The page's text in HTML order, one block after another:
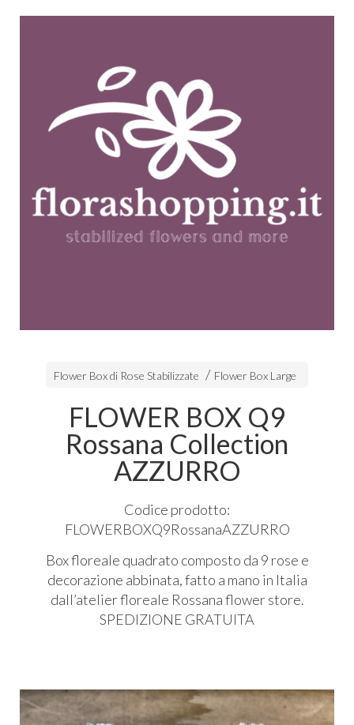
Flower Box di Rose Stabilizzate Flower Box Large
FLOWER BOX Q9
Rossana Collection
AZZURRO
Codice prodotto:
FLOWERBOXQ9RossanaAZZURRO
Box floreale quadrato composto da 9 rose e
decorazione abbinata, fatto a mano in Italia
dall’atelier floreale Rossana flower store.
SPEDIZIONE GRATUITA